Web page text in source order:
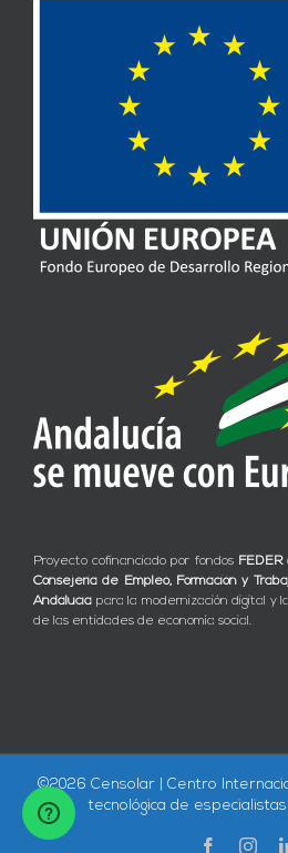
Proyecto cofinanciado por fondos FEDER
Consejería de Empleo, Formación y
Andalucía para la modernización digital y
de las entidades de economía social.
©2026 Censolar | Centro
tecnológica de
Facebook